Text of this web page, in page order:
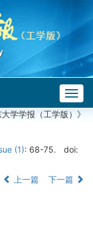
学学报（工学版）》
(1): 68-75.
doi:
上一篇 下一篇